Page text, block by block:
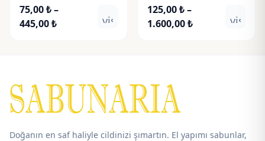
75,00₺–
445,00₺Fiyat
visibility
Oil
125,00₺–
1.600,00₺Fiyat
Doğanın en saf haliyle cildinizi şımartın. El yapımı sabunlar,